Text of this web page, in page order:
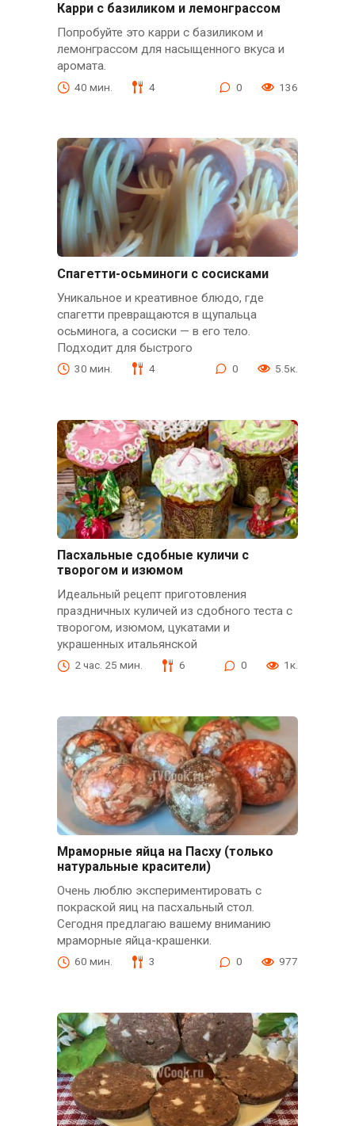
Карри с базиликом и лемонграссом
Попробуйте это карри с базиликом и
лемонграссом для насыщенного вкуса и
аромата.
40 мин. 4 0 136
Спагетти-осьминоги с сосисками
Уникальное и креативное блюдо, где
спагетти превращаются в щупальца
осьминога, а сосиски — в его тело.
Подходит для быстрого
30 мин. 4 0 5.5к.
Пасхальные сдобные куличи с
творогом и изюмом
Идеальный рецепт приготовления
праздничных куличей из сдобного теста с
творогом, изюмом, цукатами и
украшенных итальянской
2 час. 25 мин. 6 0 1к.
Мраморные яйца на Пасху (только
натуральные красители)
Очень люблю экспериментировать с
покраской яиц на пасхальный стол.
Сегодня предлагаю вашему вниманию
мраморные яйца-крашенки.
60 мин. 3 0 977